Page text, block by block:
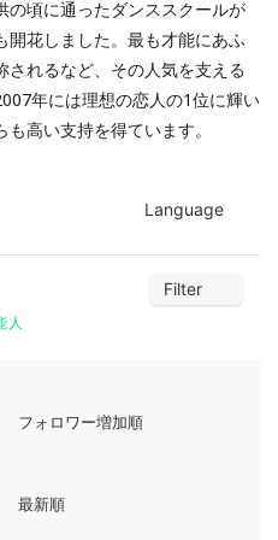
の頃に通ったダンススクールが
開花しました。最も才能にあふ
れるなど、その人気を支える
年には理想の恋人の1位に輝い
高い支持を得ています。